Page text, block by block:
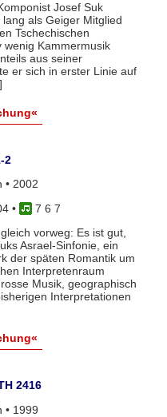
Josef Suk
als Geiger Mitglied
Tschechischen
wenig Kammermusik
aus seiner
er sich in erster Linie auf
2
• 2002
•
7 6 7
vorweg: Es ist gut,
Asrael-Sinfonie, ein
der späten Romantik um
Interpretenraum
Musik, geographisch
Interpretationen
2416
• 1999